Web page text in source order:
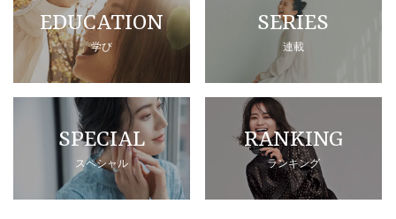
EDUCATION
学び
SERIES
連載
SPECIAL
スペシャル
RANKING
ランキング